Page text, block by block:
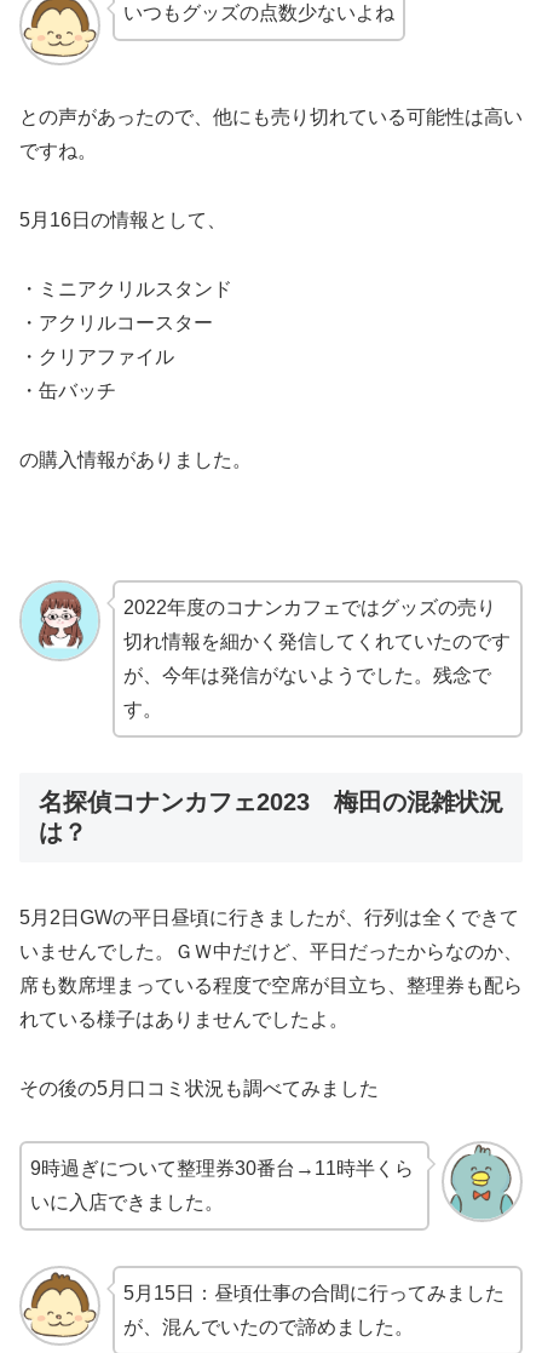
いつもグッズの点数少ないよね
との声があったので、他にも売り切れている可能性は高い
ですね。
5月16日の情報として、
・ミニアクリルスタンド
・アクリルコースター
・クリアファイル
・缶バッチ
の購入情報がありました。
2022年度のコナンカフェではグッズの売り
切れ情報を細かく発信してくれていたのです
が、今年は発信がないようでした。残念で
す。
名探偵コナンカフェ2023 梅田の混雑状況
は？
5月2日GWの平日昼頃に行きましたが、行列は全くできて
いませんでした。ＧＷ中だけど、平日だったからなのか、
席も数席埋まっている程度で空席が目立ち、整理券も配ら
れている様子はありませんでしたよ。
その後の5月口コミ状況も調べてみました
9時過ぎについて整理券30番台→11時半くら
いに入店できました。
5月15日：昼頃仕事の合間に行ってみました
が、混んでいたので諦めました。